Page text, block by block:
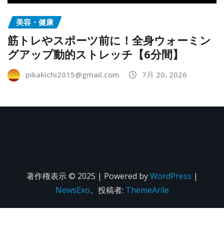
美容・健康
筋トレやスポーツ前に！全身ウォーミン
グアップ動的ストレッチ【6分間】
pikakichi2015@gmail.com 7月 20, 2026
著作権表示 © 2025 | Powered byWordPress |
NewsExo、投稿者: ThemeArile